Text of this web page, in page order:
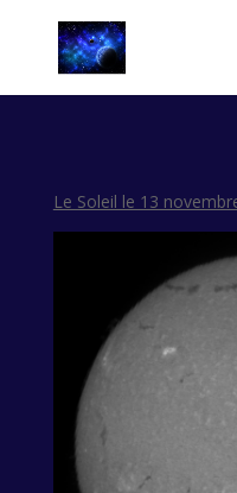
Le Soleil le 13